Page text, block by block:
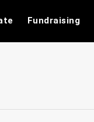
Fundraising